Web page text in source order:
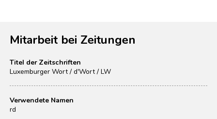
Mitarbeit bei Zeitungen
Titel der Zeitschriften
Luxemburger Wort / d'Wort / LW
Verwendete Namen
rd